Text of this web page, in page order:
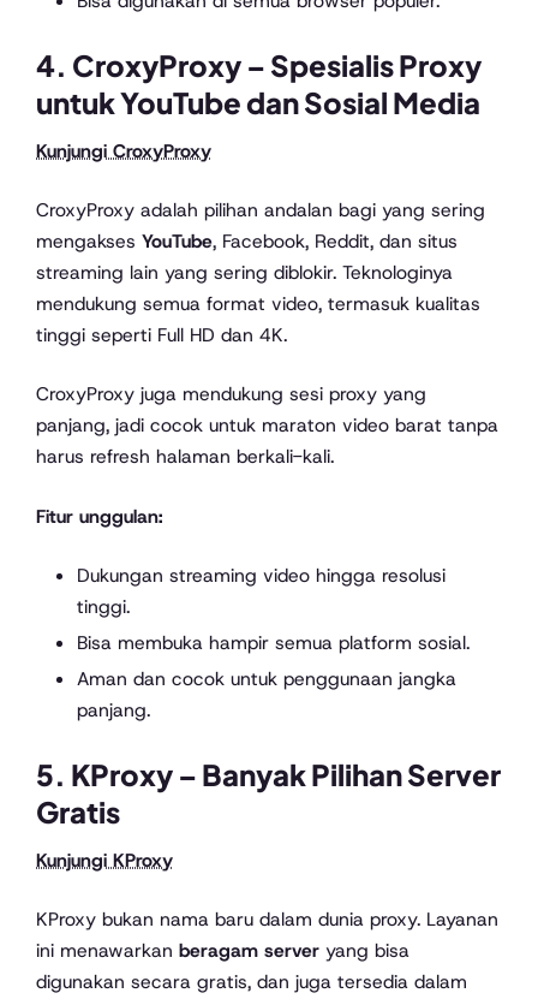
4. CroxyProxy – Spesialis Proxy
untuk YouTube dan Sosial Media
Kunjungi CroxyProxy
CroxyProxy adalah pilihan andalan bagi yang sering
mengakses YouTube, Facebook, Reddit, dan situs
streaming lain yang sering diblokir. Teknologinya
mendukung semua format video, termasuk kualitas
tinggi seperti Full HD dan 4K.
CroxyProxy juga mendukung sesi proxy yang
panjang, jadi cocok untuk maraton video barat tanpa
harus refresh halaman berkali-kali.
Fitur unggulan:
Dukungan streaming video hingga resolusi
tinggi.
Bisa membuka hampir semua platform sosial.
Aman dan cocok untuk penggunaan jangka
panjang.
5. KProxy – Banyak Pilihan Server
Gratis
Kunjungi KProxy
KProxy bukan nama baru dalam dunia proxy. Layanan
ini menawarkan beragam server yang bisa
digunakan secara gratis, dan juga tersedia dalam